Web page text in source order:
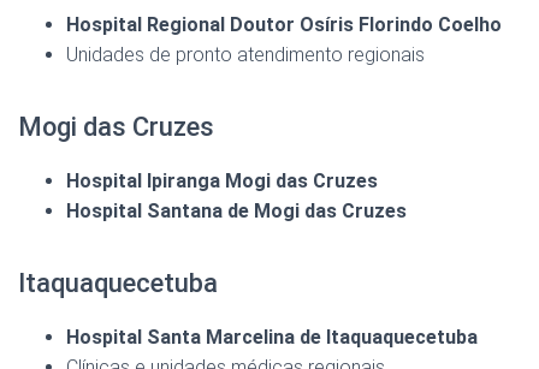
Hospital Regional Doutor Osíris Florindo Coelho
Unidades de pronto atendimento regionais
Mogi das Cruzes
Hospital Ipiranga Mogi das Cruzes
Hospital Santana de Mogi das Cruzes
Itaquaquecetuba
Hospital Santa Marcelina de Itaquaquecetuba